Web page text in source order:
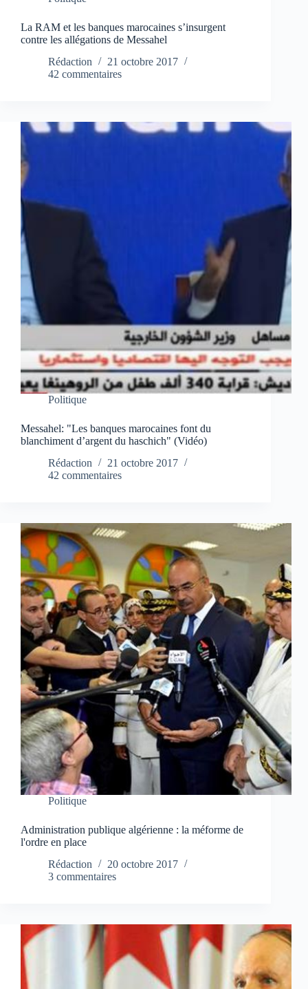
La RAM et les banques marocaines s’insurgent
contre les allégations de Messahel
Rédaction
21 octobre 2017
42 commentaires
Politique
Messahel: "Les banques marocaines font du
blanchiment d’argent du haschich" (Vidéo)
Rédaction
21 octobre 2017
42 commentaires
Politique
Administration publique algérienne : la méforme de
l'ordre en place
Rédaction
20 octobre 2017
3 commentaires